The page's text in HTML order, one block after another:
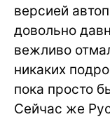
версией
довольно
вежливо
никаких
пока просто
Сейчас же